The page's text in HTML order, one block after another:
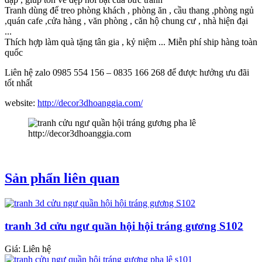
Tranh dùng để treo phòng khách , phòng ăn , cầu thang ,phòng ngủ
,quán cafe ,cửa hàng , văn phòng , căn hộ chung cư , nhà hiện đại
...
Thích hợp làm quà tặng tân gia , kỷ niệm ... Miễn phí ship hàng toàn
quốc
Liên hệ zalo 0985 554 156 – 0835 166 268 để được hưởng ưu đãi
tốt nhất
website: http://decor3dhoanggia.com/
http://decor3dhoanggia.com
Sản phẩn liên quan
tranh 3d cửu ngư quần hội hội tráng gương S102
Giá: Liên hệ